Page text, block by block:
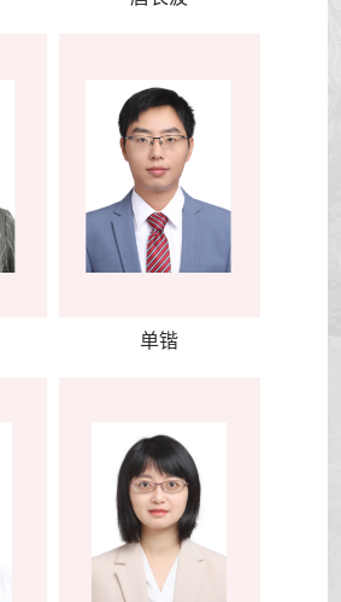
单锴